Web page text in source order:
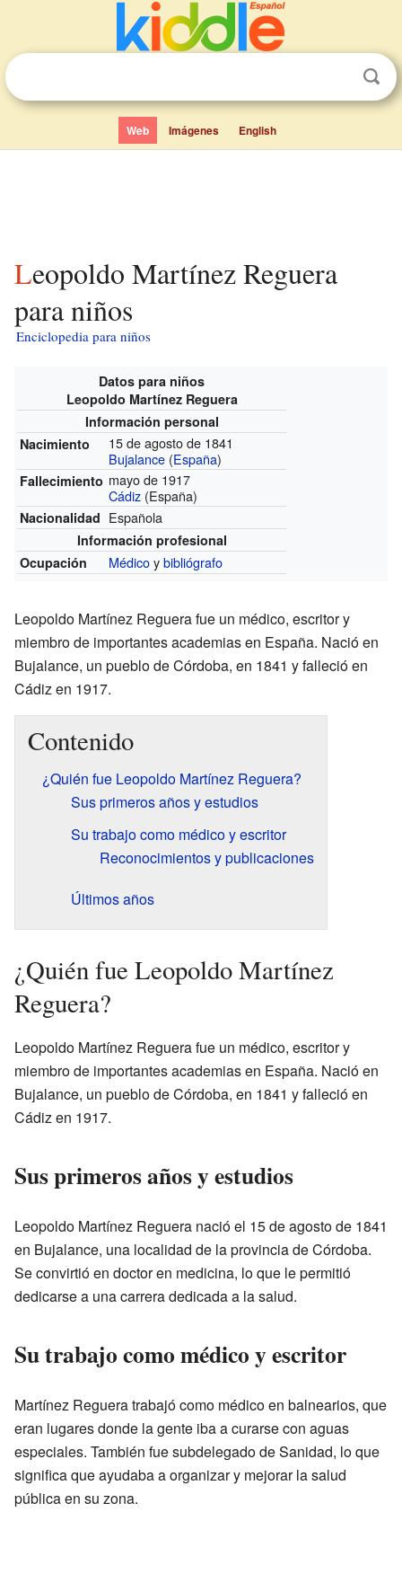
Web Imágenes English
Leopoldo Martínez Reguera
para niños
Enciclopedia para niños
Datos para niños
Leopoldo Martínez Reguera
Información personal
Nacimiento
15 de agosto de 1841
Bujalance (España)
Fallecimiento mayo de 1917
Cádiz (España)
Nacionalidad Española
Información profesional
Ocupación
Médicoybibliógrafo
Leopoldo Martínez Reguera fue un médico, escritor y
miembro de importantes academias en España. Nació en
Bujalance, un pueblo de Córdoba, en 1841 y falleció en
Cádiz en 1917.
Contenido
¿Quién fue Leopoldo Martínez Reguera?
Sus primeros años y estudios
Su trabajo como médico y escritor
Reconocimientos y publicaciones
Últimos años
¿Quién fue Leopoldo Martínez
Reguera?
Leopoldo Martínez Reguera fue un médico, escritor y
miembro de importantes academias en España. Nació en
Bujalance, un pueblo de Córdoba, en 1841 y falleció en
Cádiz en 1917.
Sus primeros años y estudios
Leopoldo Martínez Reguera nació el 15 de agosto de 1841
en Bujalance, una localidad de la provincia de Córdoba.
Se convirtió en doctor en medicina, lo que le permitió
dedicarse a una carrera dedicada a la salud.
Su trabajo como médico y escritor
Martínez Reguera trabajó como médico en balnearios, que
eran lugares donde la gente iba a curarse con aguas
especiales. También fue subdelegado de Sanidad, lo que
significa que ayudaba a organizar y mejorar la salud
pública en su zona.